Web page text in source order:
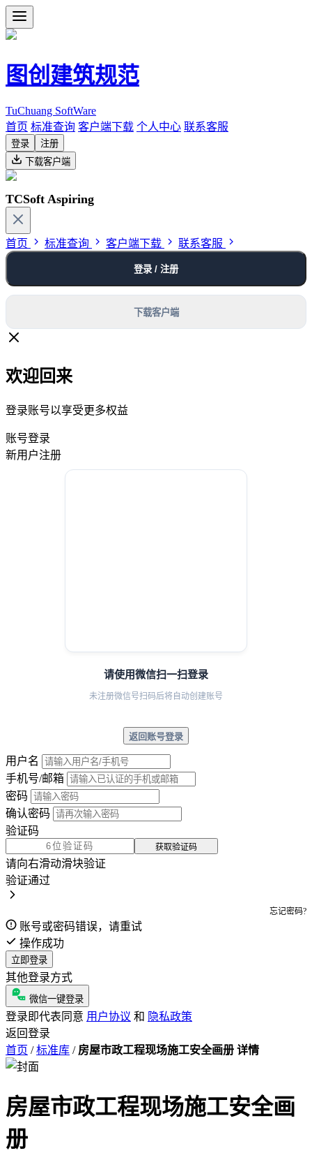
图创建筑规范
TuChuang SoftWare
首页 标准查询 客户端下载 个人中心 联系客服
登录
注册
下载客户端
TCSoft Aspiring
首页 标准查询 客户端下载 联系客服
登录 / 注册
下载客户端
欢迎回来
登录账号以享受更多权益
账号登录
新用户注册
请使用微信扫一扫登录
未注册微信号扫码后将自动创建账号
返回账号登录
用户名
手机号/邮箱
密码
确认密码
验证码
获取验证码
请向右滑动滑块验证
验证通过
忘记密码?
账号或密码错误，请重试
操作成功
立即登录
其他登录方式
微信一键登录
登录即代表同意 用户协议 和 隐私政策
返回登录
首页 / 标准库 / 房屋市政工程现场施工安全画册 详情
房屋市政工程现场施工安全画
册